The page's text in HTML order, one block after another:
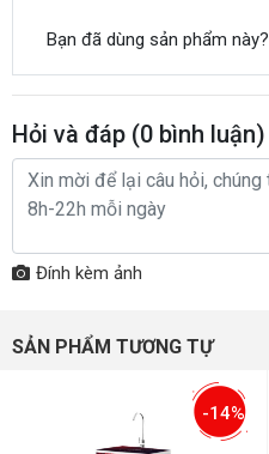
Bạn đã dùng sản phẩm này?
Hỏi và đáp (0 bình luận)
Đính kèm ảnh
SẢN PHẨM TƯƠNG TỰ
-14%